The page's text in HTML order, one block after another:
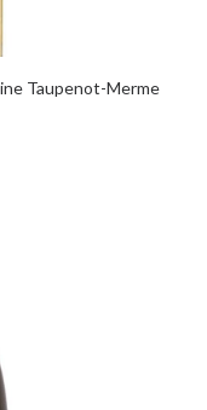
Taupenot-Merme